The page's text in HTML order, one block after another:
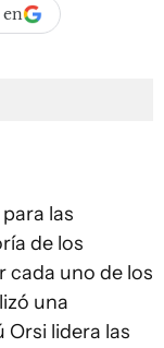
en
las
de los
cada uno de los
una
Orsi lidera las